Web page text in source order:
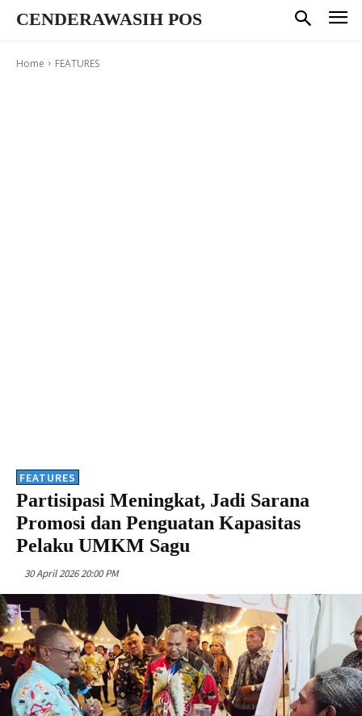
CENDERAWASIH POS
Home FEATURES
FEATURES
Partisipasi Meningkat, Jadi Sarana
Promosi dan Penguatan Kapasitas
Pelaku UMKM Sagu
30 April 2026 20:00 PM